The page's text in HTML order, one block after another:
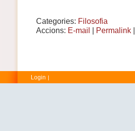
Categories: Filosofia
Accions: E-mail | Permalink|
Login |